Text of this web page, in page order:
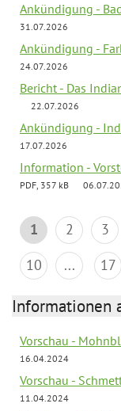
Ankündigung -
31.07.2026
Ankündigung -
24.07.2026
Bericht - Das
22.07.2026
Ankündigung -
17.07.2026
Information -
PDF, 357 kB
1 2 3
10
... 17
Informationen
Vorschau -
16.04.2024
Vorschau -
11.04.2024